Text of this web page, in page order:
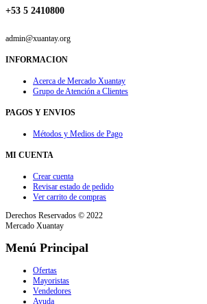
+53 5 2410800
admin@xuantay.org
INFORMACION
Acerca de Mercado Xuantay
Grupo de Atención a Clientes
PAGOS Y ENVIOS
Métodos y Medios de Pago
MI CUENTA
Crear cuenta
Revisar estado de pedido
Ver carrito de compras
Derechos Reservados © 2022
Mercado Xuantay
Menú Principal
Ofertas
Mayoristas
Vendedores
Ayuda